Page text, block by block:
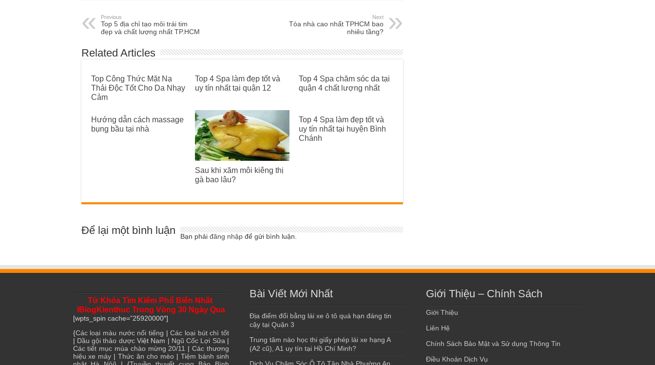
Previous
Top 5 địa chỉ tạo môi trái tim
đẹp và chất lượng nhất TP.HCM
Next
Tòa nhà cao nhất TPHCM bao
nhiêu tầng?
Related Articles
Top Công Thức Mặt Nạ
Thải Độc Tốt Cho Da Nhạy
Cảm
Top 4 Spa làm đẹp tốt và
uy tín nhất tại quận 12
Top 4 Spa chăm sóc da tại
quận 4 chất lượng nhất
Hướng dẫn cách massage
bụng bầu tại nhà
Sau khi xăm môi kiêng thị
gà bao lâu?
Top 4 Spa làm đẹp tốt và
uy tín nhất tại huyện Bình
Chánh
Để lại một bình luận Bạn phải đăng nhập để gửi bình luận.
Từ Khóa Tìm Kiếm Phổ Biến Nhất
IBlogKienthuc Trong Vòng 30 Ngày Qua
[wpts_spin cache=”25920000″]
{Các loại màu nước nổi tiếng |Các loại bút chì tốt
| Dầu gội thảo dượcViệt Nam | Ngũ Cốc Lợi Sữa |
Các tiết mục múa chào mừng 20/11 |Các thương
hiệu xe máy |Thức ăn cho mèo |Tiệm bánh sinh
Bài Viết Mới Nhất
Địa điểm đổi bằng lái xe ô tô quá hạn đáng tin
cậy tại Quận 3
Trung tâm nào học thi giấy phép lái xe hạng A
(A2 cũ), A1 uy tín tại Hồ Chí Minh?
Dịch Vụ Chăm Sóc Ô Tô Tận Nhà Phường An
Giới Thiệu – Chính Sách
Giới Thiệu
Liên Hệ
Chính Sách Bảo Mật và Sử dụng Thông Tin
Điều Khoản Dịch Vụ